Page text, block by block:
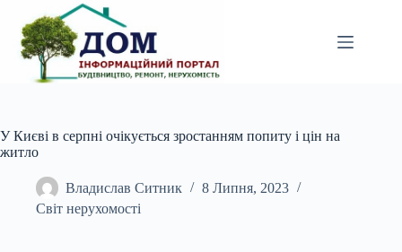
вмісту
У Києві в серпні очікується зростанням попиту і цін на
житло
Владислав Ситник
8 Липня, 2023
Світ нерухомості